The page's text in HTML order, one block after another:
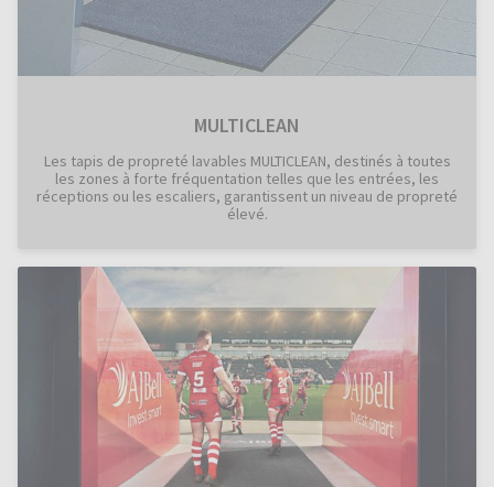
MULTICLEAN
Les tapis de propreté lavables MULTICLEAN, destinés à toutes
les zones à forte fréquentation telles que les entrées, les
réceptions ou les escaliers, garantissent un niveau de propreté
élevé.